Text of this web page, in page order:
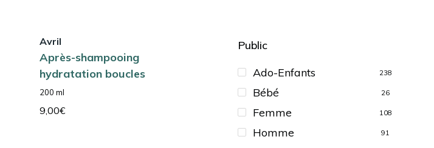
Avril
Après-shampooing
hydratation boucles
200 ml
9,00€
Public
Ado-Enfants
238
Bébé 26
Femme 1082
Homme 91